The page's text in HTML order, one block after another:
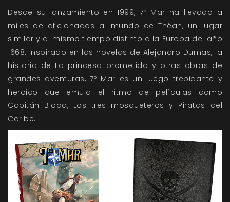
Desde su lanzamiento en 1999, 7º Mar ha llevado a
miles de aficionados al mundo de Théah, un lugar
similar y al mismo tiempo distinto a la Europa del año
1668. Inspirado en las novelas de Alejandro Dumas, la
historia de La princesa prometida y otras obras de
grandes aventuras, 7º Mar es un juego trepidante y
heroico que emula el ritmo de películas como
Capitán Blood, Los tres mosqueteros y Piratas del
Caribe.